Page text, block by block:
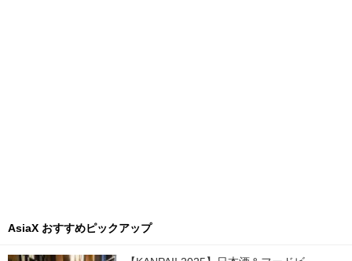
AsiaX おすすめピックアップ